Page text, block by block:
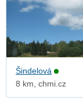
Šindelová
8 km, chmi.cz